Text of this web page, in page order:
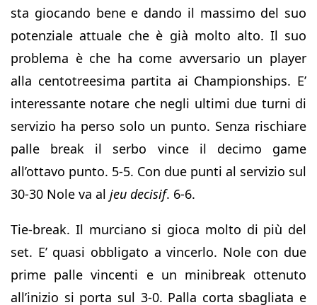
sta giocando bene e dando il massimo del suo
potenziale attuale che è già molto alto. Il suo
problema è che ha come avversario un player
alla centotreesima partita ai Championships. E’
interessante notare che negli ultimi due turni di
servizio ha perso solo un punto. Senza rischiare
palle break il serbo vince il decimo game
all’ottavo punto. 5-5. Con due punti al servizio sul
30-30 Nole va al jeu decisif. 6-6.
Tie-break. Il murciano si gioca molto di più del
set. E’ quasi obbligato a vincerlo. Nole con due
prime palle vincenti e un minibreak ottenuto
all’inizio si porta sul 3-0. Palla corta sbagliata e